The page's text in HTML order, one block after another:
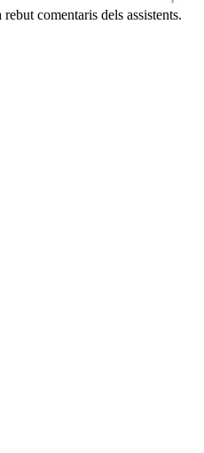
comentaris dels assistents.